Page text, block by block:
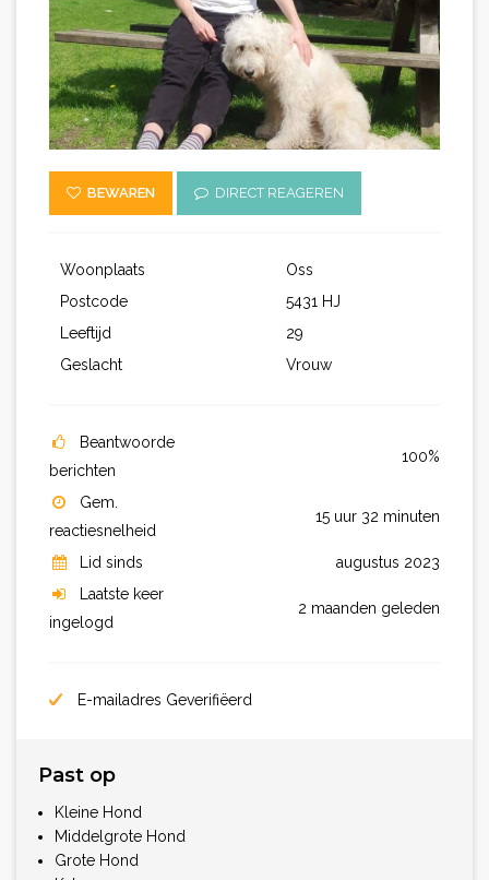
BEWAREN DIRECT REAGEREN
Woonplaats
Oss
Postcode
5431 HJ
Leeftijd
29
Geslacht
Vrouw
Beantwoorde
berichten
100%
Gem.
reactiesnelheid
15 uur 32 minuten
Lid sinds
augustus 2023
Laatste keer
ingelogd
2 maanden geleden
E-mailadres Geverifiëerd
Past op
Kleine Hond
Middelgrote Hond
Grote Hond